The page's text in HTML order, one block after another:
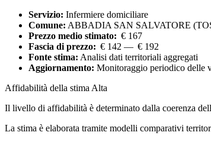
Servizio: Infermiere domiciliare
Comune: ABBADIA SAN SALVATORE
Prezzo medio stimato: € 167
Fascia di prezzo: € 142 — € 192
Fonte stima: Analisi dati territoriali aggregati
Aggiornamento: Monitoraggio periodico delle
Affidabilità della stima Alta
Il livello di affidabilità è determinato dalla coerenza
La stima è elaborata tramite modelli comparativi